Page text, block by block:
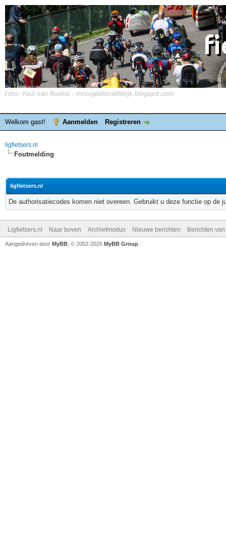
Welkom gast! Aanmelden Registreren
ligfietsers.nl
Foutmelding
ligfietsers.nl
De authorisatiecodes komen niet overeen. Gebruikt u deze functie op de
Ligfietsers.nl Naar boven Archiefmodus Nieuwe berichten Berichten
Aangedreven door MyBB , © 2002-2026 MyBB Group